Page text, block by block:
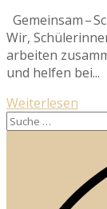
Gemeinsam –
Wir,
arbeiten
und helfen bei...
Weiterlesen